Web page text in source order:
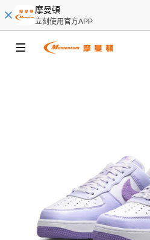
摩曼頓
立刻使用官方APP